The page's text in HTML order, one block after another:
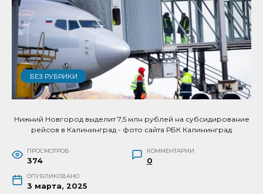
БЕЗ РУБРИКИ
Нижний Новгород выделит 7,5 млн рублей на субсидирование
рейсов в Калининград - фото сайта РБК Калининград
ПРОСМОТРОВ
374
КОММЕНТАРИИ
0
ОПУБЛИКОВАНО
3 марта, 2025